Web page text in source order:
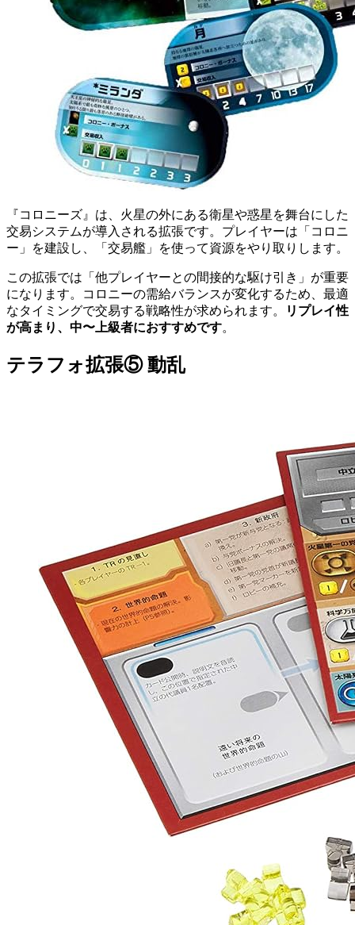
『コロニーズ』は、火星の外にある衛星や惑星を舞台にした
交易システムが導入される拡張です。プレイヤーは「コロニ
ー」を建設し、「交易艦」を使って資源をやり取りします。
この拡張では「他プレイヤーとの間接的な駆け引き」が重要
になります。コロニーの需給バランスが変化するため、最適
なタイミングで交易する戦略性が求められます。
リプレイ性
が高まり、中〜上級者におすすめです。
テラフォ拡張⑤ 動乱